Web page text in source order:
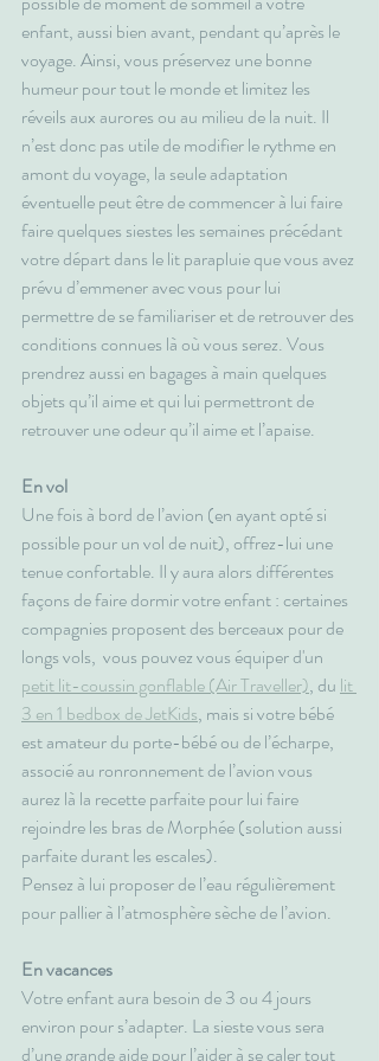
enfant, aussi bien avant, pendant qu’après le
voyage. Ainsi, vous préservez une bonne
humeur pour tout le monde et limitez les
réveils aux aurores ou au milieu de la nuit. Il
n’est donc pas utile de modifier le rythme en
amont du voyage, la seule adaptation
éventuelle peut être de commencer à lui faire
faire quelques siestes les semaines précédant
votre départ dans le lit parapluie que vous avez
prévu d’emmener avec vous pour lui
permettre de se familiariser et de retrouver des
conditions connues là où vous serez. Vous
prendrez aussi en bagages à main quelques
objets qu’il aime et qui lui permettront de
retrouver une odeur qu’il aime et l’apaise.
En vol
Une fois à bord de l’avion (en ayant opté si
possible pour un vol de nuit), offrez-lui une
tenue confortable. Il y aura alors différentes
façons de faire dormir votre enfant : certaines
compagnies proposent des berceaux pour de
longs vols,  vous pouvez vous équiper d'un
petit lit-coussin gonflable (Air Traveller), du lit
3 en 1 bedbox de JetKids, mais si votre bébé
est amateur du porte-bébé ou de l’écharpe,
associé au ronronnement de l’avion vous
aurez là la recette parfaite pour lui faire
rejoindre les bras de Morphée (solution aussi
parfaite durant les escales).
Pensez à lui proposer de l’eau régulièrement
pour pallier à l’atmosphère sèche de l’avion.
En vacances
Votre enfant aura besoin de 3 ou 4 jours
environ pour s’adapter. La sieste vous sera
d’une grande aide pour l’aider à se caler tout